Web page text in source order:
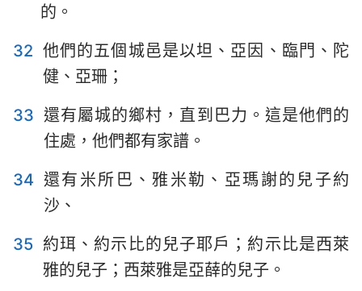
的。
32 他們的五個城邑是以坦、亞因、臨門、陀
健、亞珊；
33 還有屬城的鄉村，直到巴力。這是他們的
住處，他們都有家譜。
34 還有米所巴、雅米勒、亞瑪謝的兒子約
沙、
35 約珥、約示比的兒子耶戶；約示比是西萊
雅的兒子；西萊雅是亞薛的兒子。